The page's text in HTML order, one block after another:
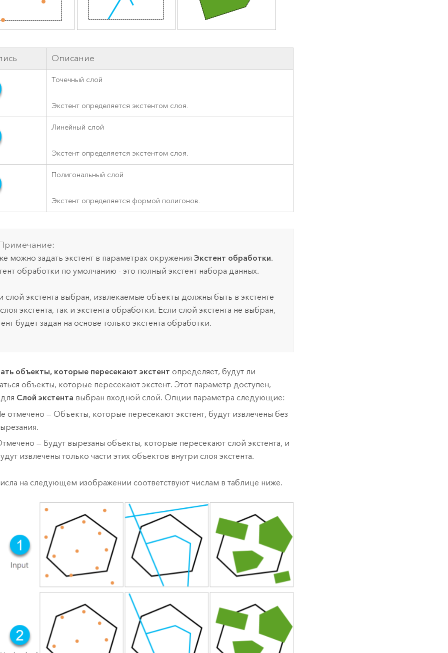
Описание
Точечный слой
Экстент определяется экстентом слоя.
Линейный слой
Экстент определяется экстентом слоя.
Полигональный слой
Экстент определяется формой полигонов.
можно задать экстент в параметрах окруженияЭкстент обработки.
обработки по умолчанию - это полный экстент набора данных.
слой экстента выбран, извлекаемые объекты должны быть в экстенте
экстента, так и экстента обработки. Если слой экстента не выбран,
будет задан на основе только экстента обработки.
объекты, которые пересекают экстент определяет, будут ли
объекты, которые пересекают экстент. Этот параметр доступен,
Слой экстента выбран входной слой. Опции параметра следующие:
отмечено — Объекты, которые пересекают экстент, будут извлечены без
— Будут вырезаны объекты, которые пересекают слой экстента, и
извлечены только части этих объектов внутри слоя экстента.
на следующем изображении соответствуют числам в таблице ниже.